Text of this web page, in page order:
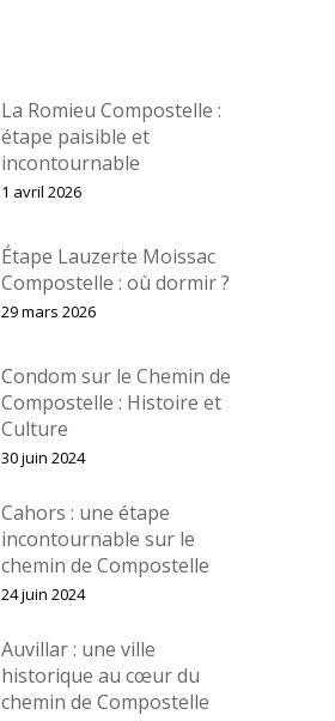
La Romieu Compostelle :
étape paisible et
incontournable
1 avril 2026
Étape Lauzerte Moissac
Compostelle : où dormir ?
29 mars 2026
Condom sur le Chemin de
Compostelle : Histoire et
Culture
30 juin 2024
Cahors : une étape
incontournable sur le
chemin de Compostelle
24 juin 2024
Auvillar : une ville
historique au cœur du
chemin de Compostelle